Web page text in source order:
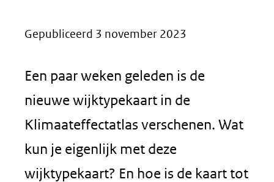
Gepubliceerd 3 november 2023
Een paar weken geleden is de
nieuwe wijktypekaart in de
Klimaateffectatlas verschenen. Wat
kun je eigenlijk met deze
wijktypekaart? En hoe is de kaart tot